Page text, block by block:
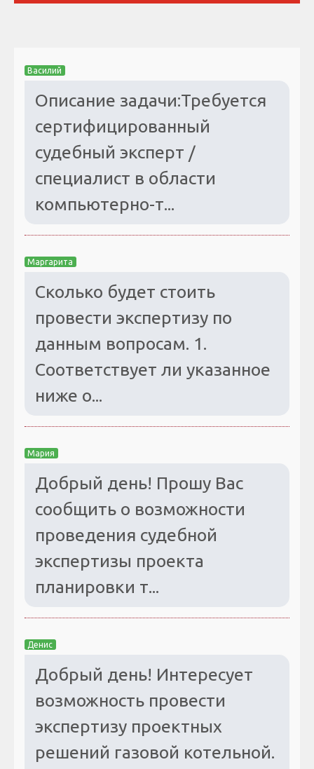
Василий
Описание задачи:Требуется
сертифицированный
судебный эксперт /
специалист в области
компьютерно-т...
Маргарита
Сколько будет стоить
провести экспертизу по
данным вопросам. 1.
Соответствует ли указанное
ниже о...
Мария
Добрый день! Прошу Вас
сообщить о возможности
проведения судебной
экспертизы проекта
планировки т...
Денис
Добрый день! Интересует
возможность провести
экспертизу проектных
решений газовой котельной.